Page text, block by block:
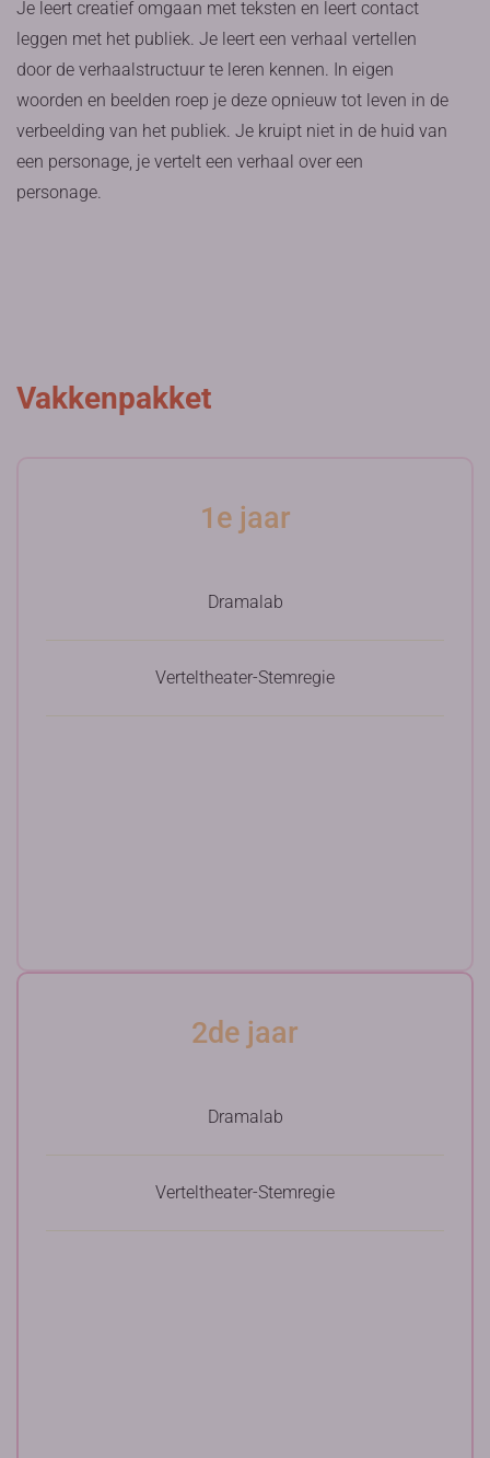
Je leert creatief omgaan met teksten en leert contact
leggen met het publiek. Je leert een verhaal vertellen
door de verhaalstructuur te leren kennen. In eigen
woorden en beelden roep je deze opnieuw tot leven in de
verbeelding van het publiek. Je kruipt niet in de huid van
een personage, je vertelt een verhaal over een
personage.
Vakkenpakket
1e jaar
Dramalab
Verteltheater-Stemregie
2de jaar
Dramalab
Verteltheater-Stemregie